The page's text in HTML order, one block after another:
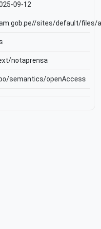
09-12
sites/default/files/
notaprensa
semantics/openAccess